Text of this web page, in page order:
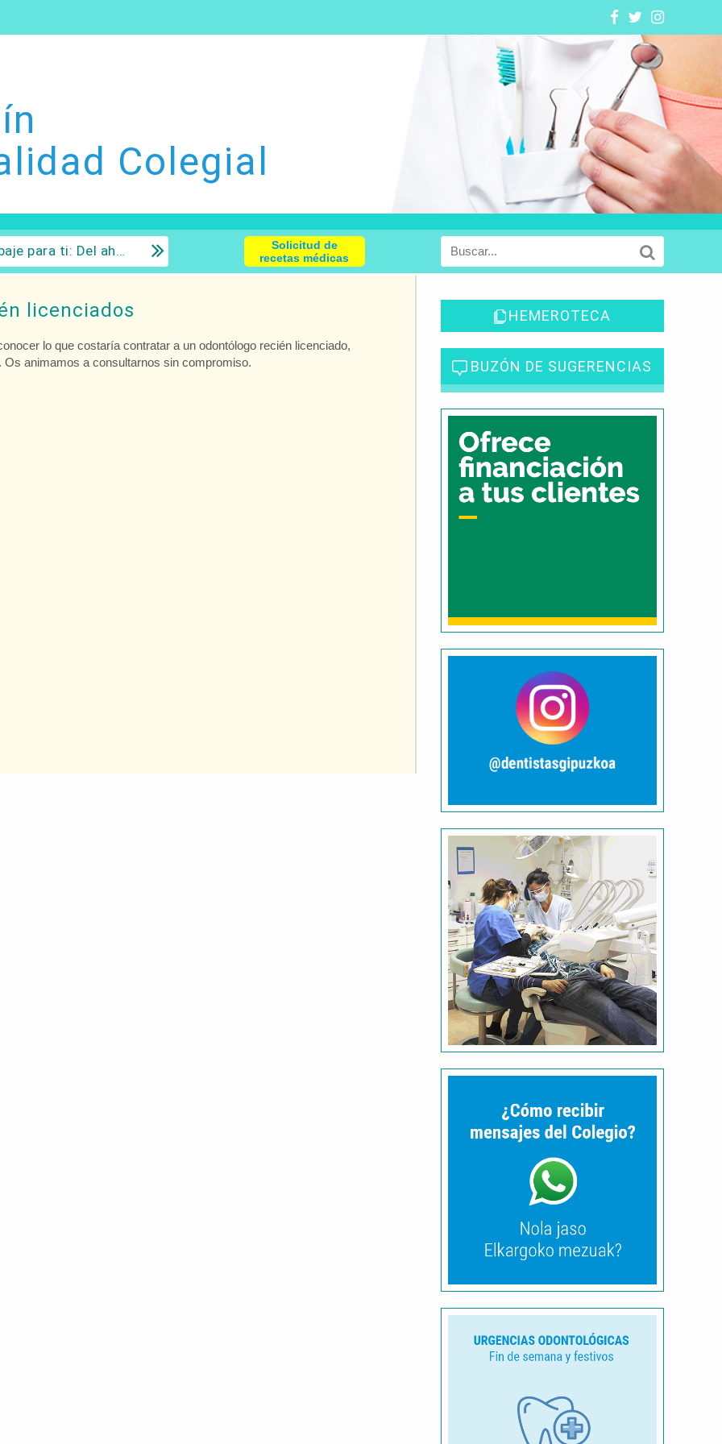
Colegial
inversión con sentido común.
Solicitud de
recetas médicas
licenciados
lo que costaría contratar a un odontólogo recién licenciado,
animamos a consultarnos sin compromiso.
HEMEROTECA
BUZÓN DE SUGERENCIAS